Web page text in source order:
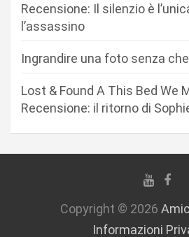
Recensione: Il silenzio è
l’assassino
Ingrandire una foto senza
Lost & Found A This Bed We
Recensione: il ritorno di
Copyright © 2026
Informazioni